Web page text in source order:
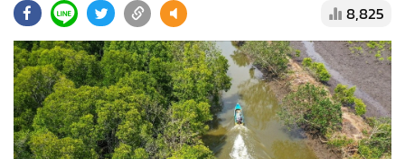
• Good health & Well-being
• Green Innovation & SD
• Management & HR
• MGR Live
• Infographic
8,825